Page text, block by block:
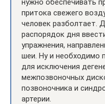
нужно обеспечивать
притока свежего
человек разболтает.
распорядок дня
упражнения,
шеи. Ну и необходимо
для исключения
межпозвоночных
позвоночника и
артерии.